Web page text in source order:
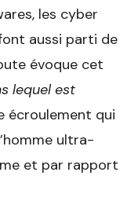
les cyber
aussi parti de
évoque cet
lequel est
écroulement qui
ultra-
et par rapport